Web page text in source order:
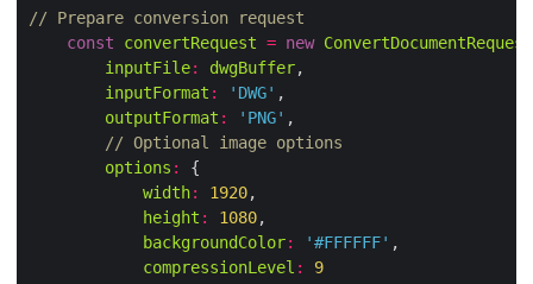
// Prepare conversion request
const
convertRequest = new ConvertDocumentRequest
inputFile: dwgBuffer
inputFormat : 'DWG'
outputFormat : 'PNG'
// Optional image options
options :
width: 1920
height : 1080
backgroundColor: '#FFFFFF'
compressionLevel :
9